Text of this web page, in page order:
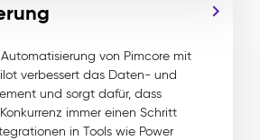
von Pimcore mit
verbessert das Daten- und
und sorgt dafür, dass
immer einen Schritt
in Tools wie Power